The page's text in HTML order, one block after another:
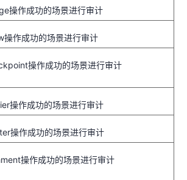
操作成功的场景进行审计
操作成功的场景进行审计
操作成功的场景进行审计
操作成功的场景进行审计
操作成功的场景进行审计
操作成功的场景进行审计